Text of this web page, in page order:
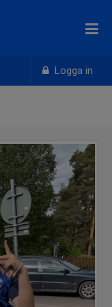
Logga in